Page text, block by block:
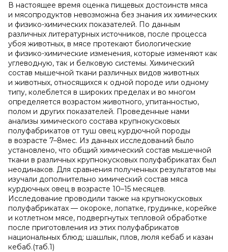
В настоящее время оценка пищевых достоинств мяса
и мясопродуктов невозможна без знания их химических
и физико-химических показателей. По данным
различных литературных источников, после процесса
убоя животных, в мясе протекают биологические
и физико-химические изменения, которые изменяют как
углеводную, так и белковую системы. Химический
состав мышечной ткани различных видов животных
и животных, относящихся к одной породе или одному
типу, колеблется в широких пределах и во многом
определяется возрастом животного, упитанностью,
полом и других показателей. Проведенные нами
анализы химического состава крупнокусковых
полуфабрикатов от туш овец курдючной породы
в возрасте 7–8мес. Из данных исследований было
установлено, что общий химический состав мышечной
ткани в различных крупнокусковых полуфабрикатах был
неодинаков. Для сравнения полученных результатов мы
изучали дополнительно химический состав мяса
курдючных овец в возрасте 10–15 месяцев.
Исследование проводили также на крупнокусковых
полуфабрикатах — окороке, лопатке, грудинке, корейке
и котлетном мясе, подвергнутых тепловой обработке
после приготовления из этих полуфабрикатов
национальных блюд: шашлык, плов, люля кебаб и казан
кебаб.(таб.1)